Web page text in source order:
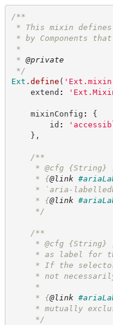
/**
* This mixin
* by Components
*
* @private
*/
Ext . define ( '
extend : '
mixinConfig :
{
id : '
} ,
/**
* @cfg {String}
* {@link
* `aria-
* {@link
*/
/**
* @cfg {String}
* as label for
* If the selector is
* not necessarily a
*
* {@link
* mutually
*/